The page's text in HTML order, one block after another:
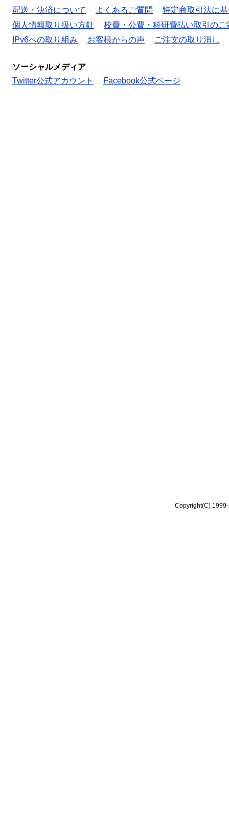
配送・決済について
よくあるご質問
特定商取引法に
個人情報取り扱い方針
校費・公費・科研費払い取引のご
IPv6への取り組み
お客様からの声 ご注文の取り消し
ソーシャルメディア
Twitter公式アカウント
Facebook公式ページ
Copyright(C)